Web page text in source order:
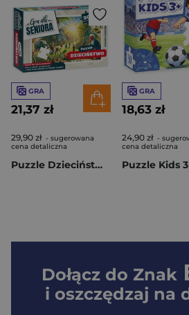
GRA
21,37 zł
29,90 zł - sugerowana
cena detaliczna
Puzzle Dzieciństwo Gra dla Seniora
GRA
18,63 zł
24,90 zł -
cena detaliczna
Dołącz do Znak
i oszczędzaj na